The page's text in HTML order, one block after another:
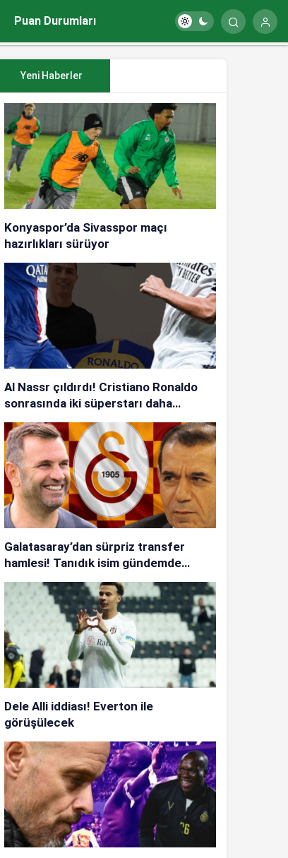
Puan Durumları
Yeni Haberler
Konyaspor’da Sivasspor maçı
hazırlıkları sürüyor
Al Nassr çıldırdı! Cristiano Ronaldo
sonrasında iki süperstarı daha
istiyorlar…
Galatasaray’dan sürpriz transfer
hamlesi! Tanıdık isim gündemde…
Dele Alli iddiası! Everton ile
görüşülecek